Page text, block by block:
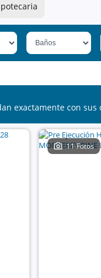
exactamente con
11 Fotos